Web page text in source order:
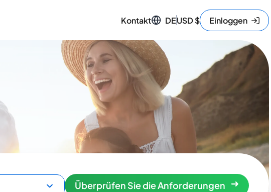
Kontakt DEUSD$ Einloggen
Überprüfen Sie die Anforderungen